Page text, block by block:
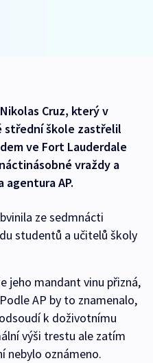
Cruz, který v
střední škole zastřelil
ve Fort Lauderdale
vraždy a
AP.
ze sedmnácti
studentů a učitelů školy
jeho mandant vinu přizná,
AP by to znamenalo,
k doživotnímu
výši trestu ale zatím
nebylo oznámeno.